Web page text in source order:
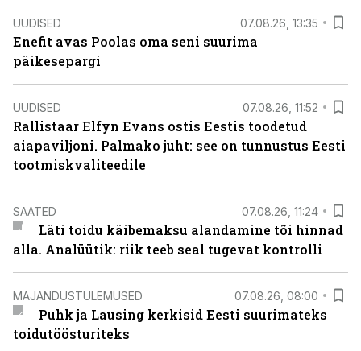
UUDISED 07.08.26, 13:35
Enefit avas Poolas oma seni suurima
päikesepargi
UUDISED 07.08.26, 11:52
Rallistaar Elfyn Evans ostis Eestis toodetud
aiapaviljoni. Palmako juht: see on tunnustus Eesti
tootmiskvaliteedile
SAATED 07.08.26, 11:24
Läti toidu käibemaksu alandamine tõi hinnad
alla. Analüütik: riik teeb seal tugevat kontrolli
MAJANDUSTULEMUSED 07.08.26, 08:00
Puhk ja Lausing kerkisid Eesti suurimateks
toidutöösturiteks